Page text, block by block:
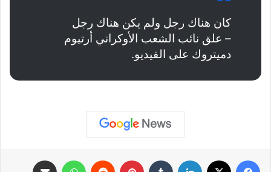
كان هناك رجل ولم يكن هناك رجل
– علق نائب الشعب الأوكراني أرتيوم
دميتروك على الفيديو.
فيسبوك لينكدإن بينتيريست واتساب